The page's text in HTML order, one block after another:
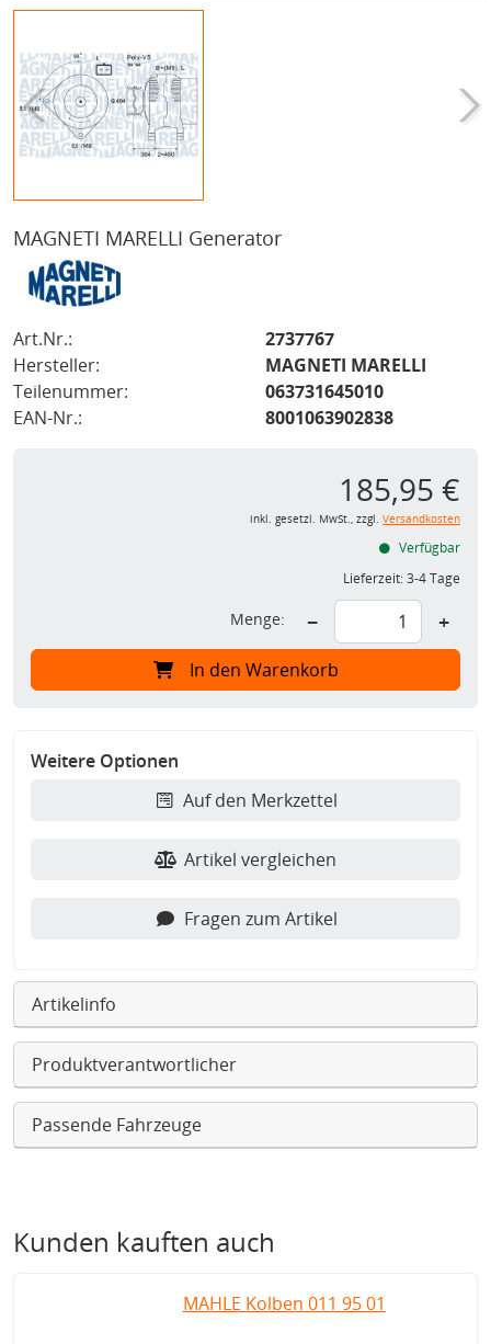
MAGNETI MARELLI Generator
Art.Nr.:
2737767
Hersteller:
MAGNETI MARELLI
Teilenummer:
063731645010
EAN-Nr.:
8001063902838
185,95 €
inkl. gesetzl. MwSt., zzgl. Versandkosten
Verfügbar
Lieferzeit:3-4 Tage
Menge: − +
In den Warenkorb
Weitere Optionen
Auf den Merkzettel
Artikel vergleichen
Fragen zum Artikel
Artikelinfo
Produktverantwortlicher
Passende Fahrzeuge
Kunden kauften auch
MAHLE Kolben 011 95 01